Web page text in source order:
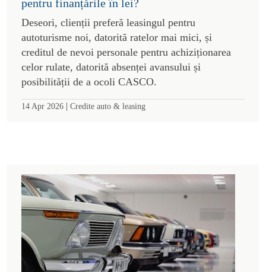
pentru finanțările în lei?
Deseori, clienții preferă leasingul pentru
autoturisme noi, datorită ratelor mai mici, și
creditul de nevoi personale pentru achiziționarea
celor rulate, datorită absenței avansului și
posibilității de a ocoli CASCO.
14 Apr 2026 | Credite auto & leasing